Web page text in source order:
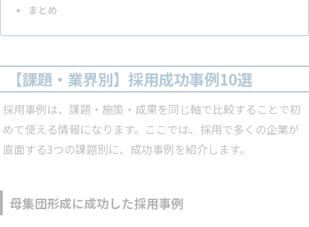
まとめ
【課題・業界別】採用成功事例10選
採用事例は、課題・施策・成果を同じ軸で比較することで初
めて使える情報になります。ここでは、採用で多くの企業が
直面する3つの課題別に、成功事例を紹介します。
母集団形成に成功した採用事例